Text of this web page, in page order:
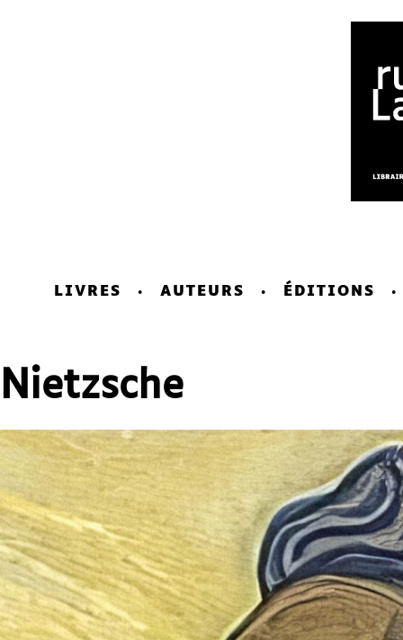
LIVRES AUTEURS ÉDITIONS
Nietzsche